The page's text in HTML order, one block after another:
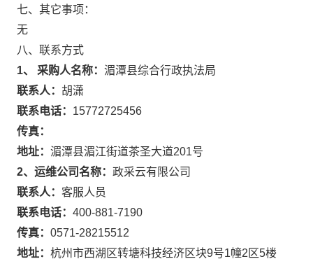
七、其它事项：
无
八、联系方式
1、 采购人名称： 湄潭县综合行政执法局
联系人： 胡潇
联系电话： 15772725456
传真：
地址： 湄潭县湄江街道茶圣大道201号
2、运维公司名称： 政采云有限公司
联系人： 客服人员
联系电话： 400-881-7190
传真： 0571-28215512
地址： 杭州市西湖区转塘科技经济区块9号1幢2区5楼